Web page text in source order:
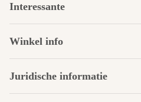
Interessante
Winkel info
Juridische informatie